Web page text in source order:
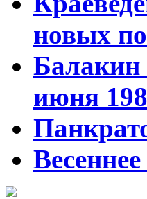
новых
Балакин
июня